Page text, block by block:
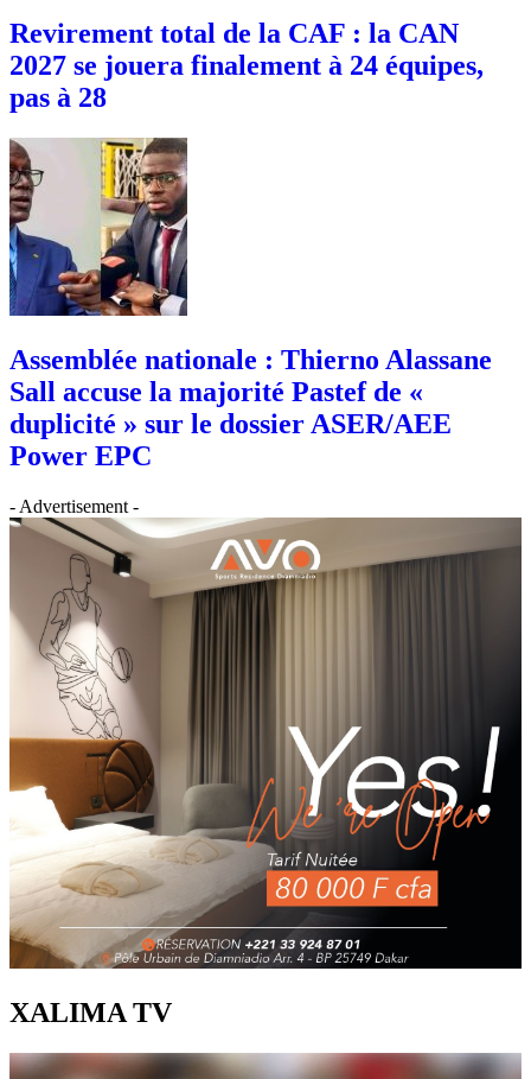
Revirement total de la CAF : la CAN
2027 se jouera finalement à 24 équipes,
pas à 28
Assemblée nationale : Thierno Alassane
Sall accuse la majorité Pastef de «
duplicité » sur le dossier ASER/AEE
Power EPC
- Advertisement -
XALIMA TV